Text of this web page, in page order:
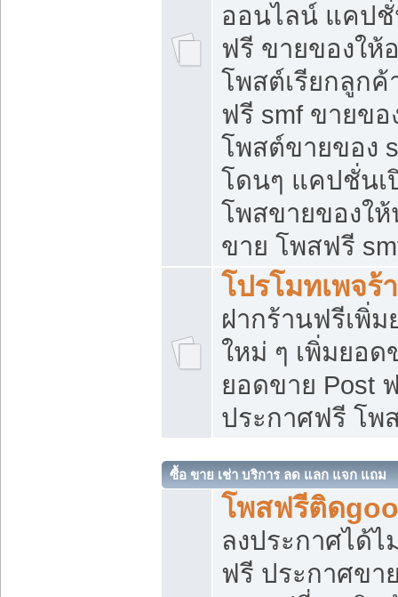
ออนไลน์ แคป
ฟรี ขายของให้
โพสต์เรียกลูกค้
ฟรี smf ขายขอ
โพสต์ขายของ
โดนๆ แคปชั่นเ
โพสขายของใ
ขาย โพสฟรี
โปรโมทเพจร้
ฝากร้านฟรีเพิ่
ใหม่ ๆ เพิ่มยอด
ยอดขาย Post
ประกาศฟรี โพ
ซื้อ ขาย เช่า บริการ ลด แลก แจก แถม
โพสฟรีติด
ลงประกาศได้
ฟรี ประกาศข